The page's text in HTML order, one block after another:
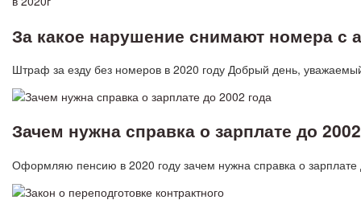
За какое нарушение снимают номера с
Штраф за езду без номеров в 2020 году Добрый день,
Зачем нужна справка о зарплате до
Оформляю пенсию в 2020 году зачем нужна справка о